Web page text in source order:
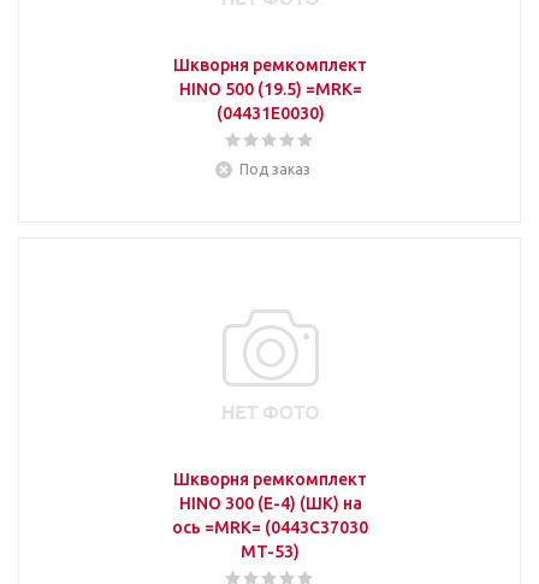
Шкворня ремкомплект
HINO 500 (19.5) =MRK=
(04431E0030)
Под заказ
Шкворня ремкомплект
HINO 300 (E-4) (ШК) на
ось =MRK= (0443C37030
MT-53)